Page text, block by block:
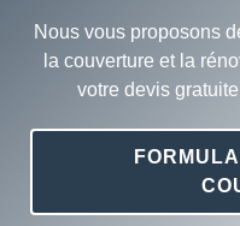
Nous vous proposons
la couverture et la
votre devis